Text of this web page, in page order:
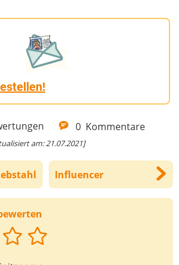
0 Kommentare
am: 21.07.2021]
Influencer